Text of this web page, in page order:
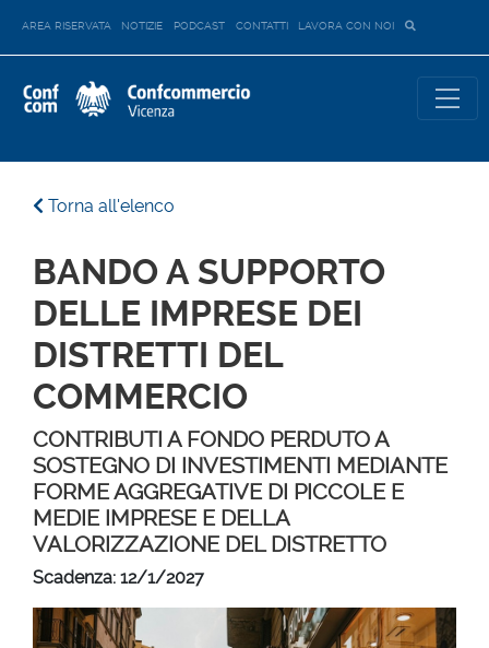
AREA RISERVATA NOTIZIE PODCAST CONTATTI LAVORA CON NOI
Torna all'elenco
BANDO A SUPPORTO
DELLE IMPRESE DEI
DISTRETTI DEL
COMMERCIO
CONTRIBUTI A FONDO PERDUTO A
SOSTEGNO DI INVESTIMENTI MEDIANTE
FORME AGGREGATIVE DI PICCOLE E
MEDIE IMPRESE E DELLA
VALORIZZAZIONE DEL DISTRETTO
Scadenza: 12/1/2027